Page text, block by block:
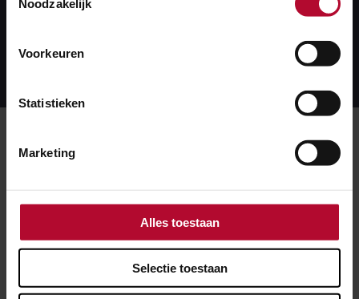
Noodzakelijk
Voorkeuren
Statistieken
Marketing
Alles toestaan
Selectie toestaan
Lees meer
Lees
Meer nieuws